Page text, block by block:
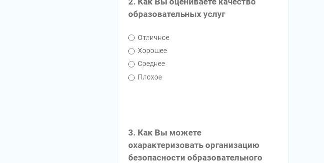
образовательных услуг
Отличное
Хорошее
Среднее
Плохое
3. Как Вы можете
охарактеризовать организацию
безопасности образовательного